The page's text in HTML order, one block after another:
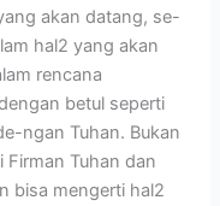
akan datang, se-
hal2 yang akan
rencana
betul seperti
ngan Tuhan. Bukan
Firman Tuhan dan
bisa mengerti hal2